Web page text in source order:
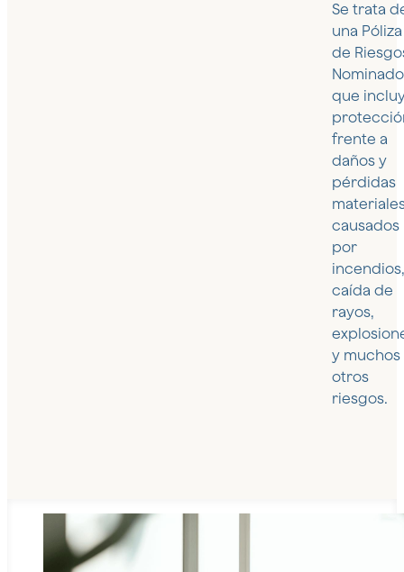
Se trata
una Póliza
de
que
frente a
daños y
pérdidas
causados
por
incendios,
caída de
rayos,
y muchos
otros
riesgos.